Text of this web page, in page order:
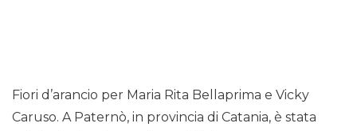
Fiori d’arancio per Maria Rita Bellaprima e Vicky
Caruso. A Paternò, in provincia di Catania, è stata